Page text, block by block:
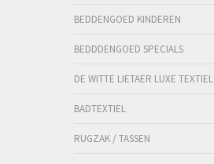
BEDDENGOED KINDEREN
BEDDDENGOED SPECIALS
DE WITTE LIETAER LUXE TEXTIEL
BADTEXTIEL
RUGZAK / TASSEN